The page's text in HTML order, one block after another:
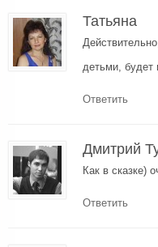
Татьяна
детьми, будет
Ответить
Дмитрий
Как в сказке)
Ответить